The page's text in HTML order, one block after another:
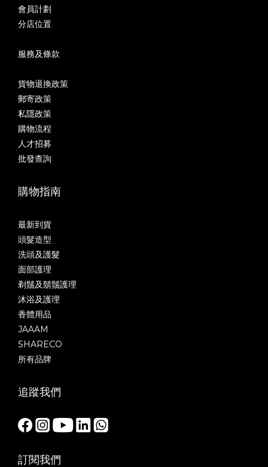
會員計劃
分店位置
服務及條款
貨物退換政策
郵寄政策
私隱政策
購物流程
人才招募
批發查詢
購物指南
最新到貨
頭髮造型
洗頭及護髮
面部護理
剃鬚及鬍鬚護理
沐浴及護理
香體用品
JAAAM
SHARECO
所有品牌
追蹤我們
訂閱我們